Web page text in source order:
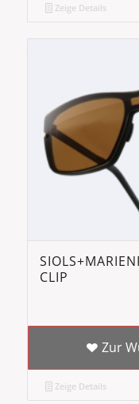
Zeige Details
CLIP
Zur
Zeige Details